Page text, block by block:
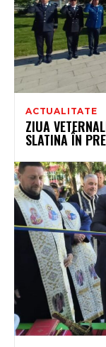
ACTUALITATE
ZIUA
SLATINA ÎN